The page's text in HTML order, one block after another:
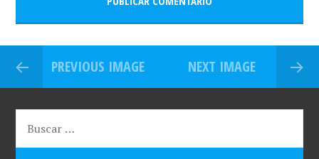
PREVIOUS IMAGE NEXT IMAGE